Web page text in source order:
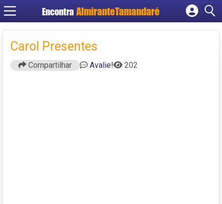
Encontra
Cadastrar empresa
Carol Presentes
Compartilhar Avalie! 202